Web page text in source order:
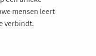
mensen leert
verbindt.